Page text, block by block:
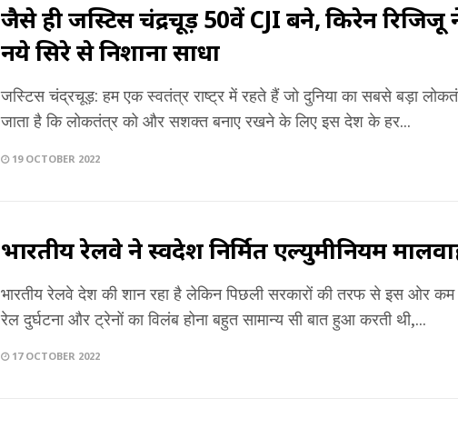
जैसे ही जस्टिस चंद्रचूड़ 50वें CJI बने, किरेन
नये सिरे से निशाना साधा
जस्टिस चंद्रचूड़: हम एक स्वतंत्र राष्ट्र में रहते हैं जो दुनिया का सबसे बड़ा
जाता है कि लोकतंत्र को और सशक्त बनाए रखने के लिए इस देश के हर...
19 OCTOBER 2022
भारतीय रेलवे ने स्वदेश निर्मित एल्युमीनियम
भारतीय रेलवे देश की शान रहा है लेकिन पिछली सरकारों की तरफ से इस ओर कम
रेल दुर्घटना और ट्रेनों का विलंब होना बहुत सामान्य सी बात हुआ करती थी,...
17 OCTOBER 2022